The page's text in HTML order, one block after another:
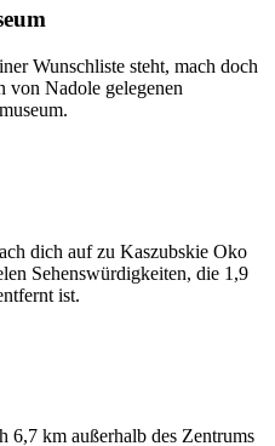
Wunschliste steht, mach doch
von Nadole gelegenen
dich auf zu Kaszubskie Oko
Sehenswürdigkeiten, die 1,9
ist.
6,7 km außerhalb des Zentrums